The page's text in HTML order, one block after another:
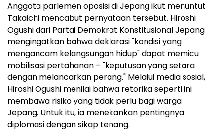
Anggota parlemen oposisi di Jepang ikut menuntut
Takaichi mencabut pernyataan tersebut. Hiroshi
Ogushidari Partai Demokrat Konstitusional Jepang
mengingatkan bahwa deklarasi "kondisi yang
mengancam kelangsungan hidup" dapat memicu
mobilisasi pertahanan – "keputusan yang setara
dengan melancarkan perang." Melalui media sosial,
Hiroshi Ogushi menilai bahwa retorika seperti ini
membawa risiko yang tidak perlu bagi warga
Jepang. Untuk itu, ia menekankan pentingnya
diplomasi dengan sikap tenang.